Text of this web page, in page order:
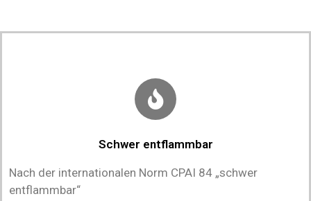
Schwer entflammbar
Nach der internationalen Norm CPAI 84 „schwer
entflammbar“